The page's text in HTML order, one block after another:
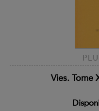
Vies. Tome